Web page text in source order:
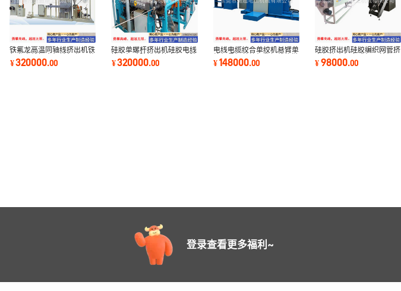
铁氟龙高温同轴线挤出机铁
氟龙电线押出机铁氟龙屏蔽
高温线挤出机
¥320000.00
硅胶单螺杆挤出机硅胶电线
挤出机硅胶排线挤出机硅胶
扁平线挤出机
¥320000.00
电线电缆绞合单绞机悬臂单
绞机悬框单绞机数据线拖链
线绞合单绞机
¥148000.00
硅胶挤出机硅胶编织网管挤
出机饮水机咖啡机用编织网
管硅胶挤出机
¥98000.00
登录查看更多福利~